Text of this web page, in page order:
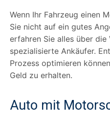
Wenn Ihr Fahrzeug einen
Sie nicht auf ein gutes
erfahren Sie alles über die
spezialisierte Ankäufer.
Prozess optimieren
Geld zu erhalten.
Auto mit